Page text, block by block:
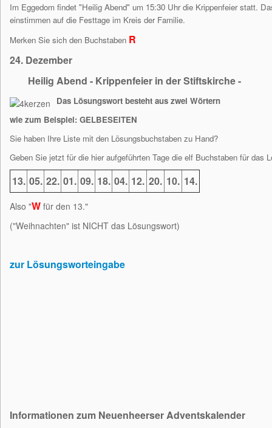
Im Eggedom findet "Heilig Abend" um 15:30 Uhr die Krippenfeier statt.
einstimmen auf die Festtage im Kreis der Familie.
Merken Sie sich den Buchstaben R
24. Dezember
Heilig Abend - Krippenfeier in der Stiftskirche -
Das Lösungswort besteht aus zwei Wörtern
wie zum Beispiel: GELBESEITEN
Sie haben Ihre Liste mit den Lösungsbuchstaben zu Hand?
Geben Sie jetzt für die hier aufgeführten Tage die elf Buchstaben für das
13. 05. 22. 01. 09. 18. 04. 12. 20. 10. 14.
Also "W für den 13."
("Weihnachten" ist NICHT das Lösungswort)
zur Lösungsworteingabe
Informationen zum Neuenheerser Adventskalender